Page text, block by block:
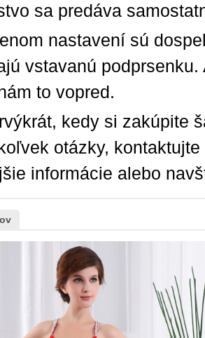
sa predáva
nastavení sú
vstavanú
to vopred.
kedy si zakúpite
otázky,
informácie alebo